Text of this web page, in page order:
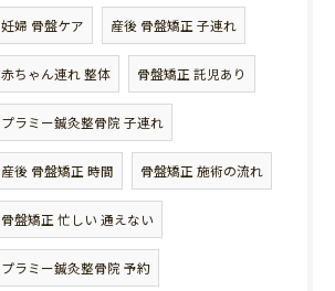
妊婦 骨盤ケア 産後 骨盤矯正 子連れ
赤ちゃん連れ 整体 骨盤矯正 託児あり
プラミー鍼灸整骨院 子連れ
産後 骨盤矯正 時間 骨盤矯正 施術の流れ
骨盤矯正 忙しい 通えない
プラミー鍼灸整骨院 予約